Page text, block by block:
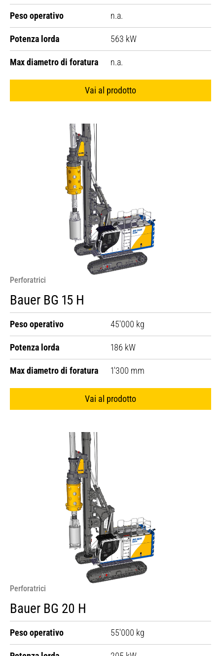
Perforatrici
Bauer BG 15 H
Peso operativo 45'000 kg
Potenza lorda 186 kW
Max diametro di foratura 1'300 mm
Vai al prodotto
Perforatrici
Bauer BG 20 H
Peso operativo 55'000 kg
Peso operativo n.a.
Potenza lorda 563 kW
Max diametro di foratura n.a.
Vai al prodotto